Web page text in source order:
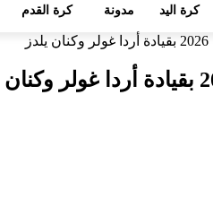
كرة اليد مدونة كرة القدم